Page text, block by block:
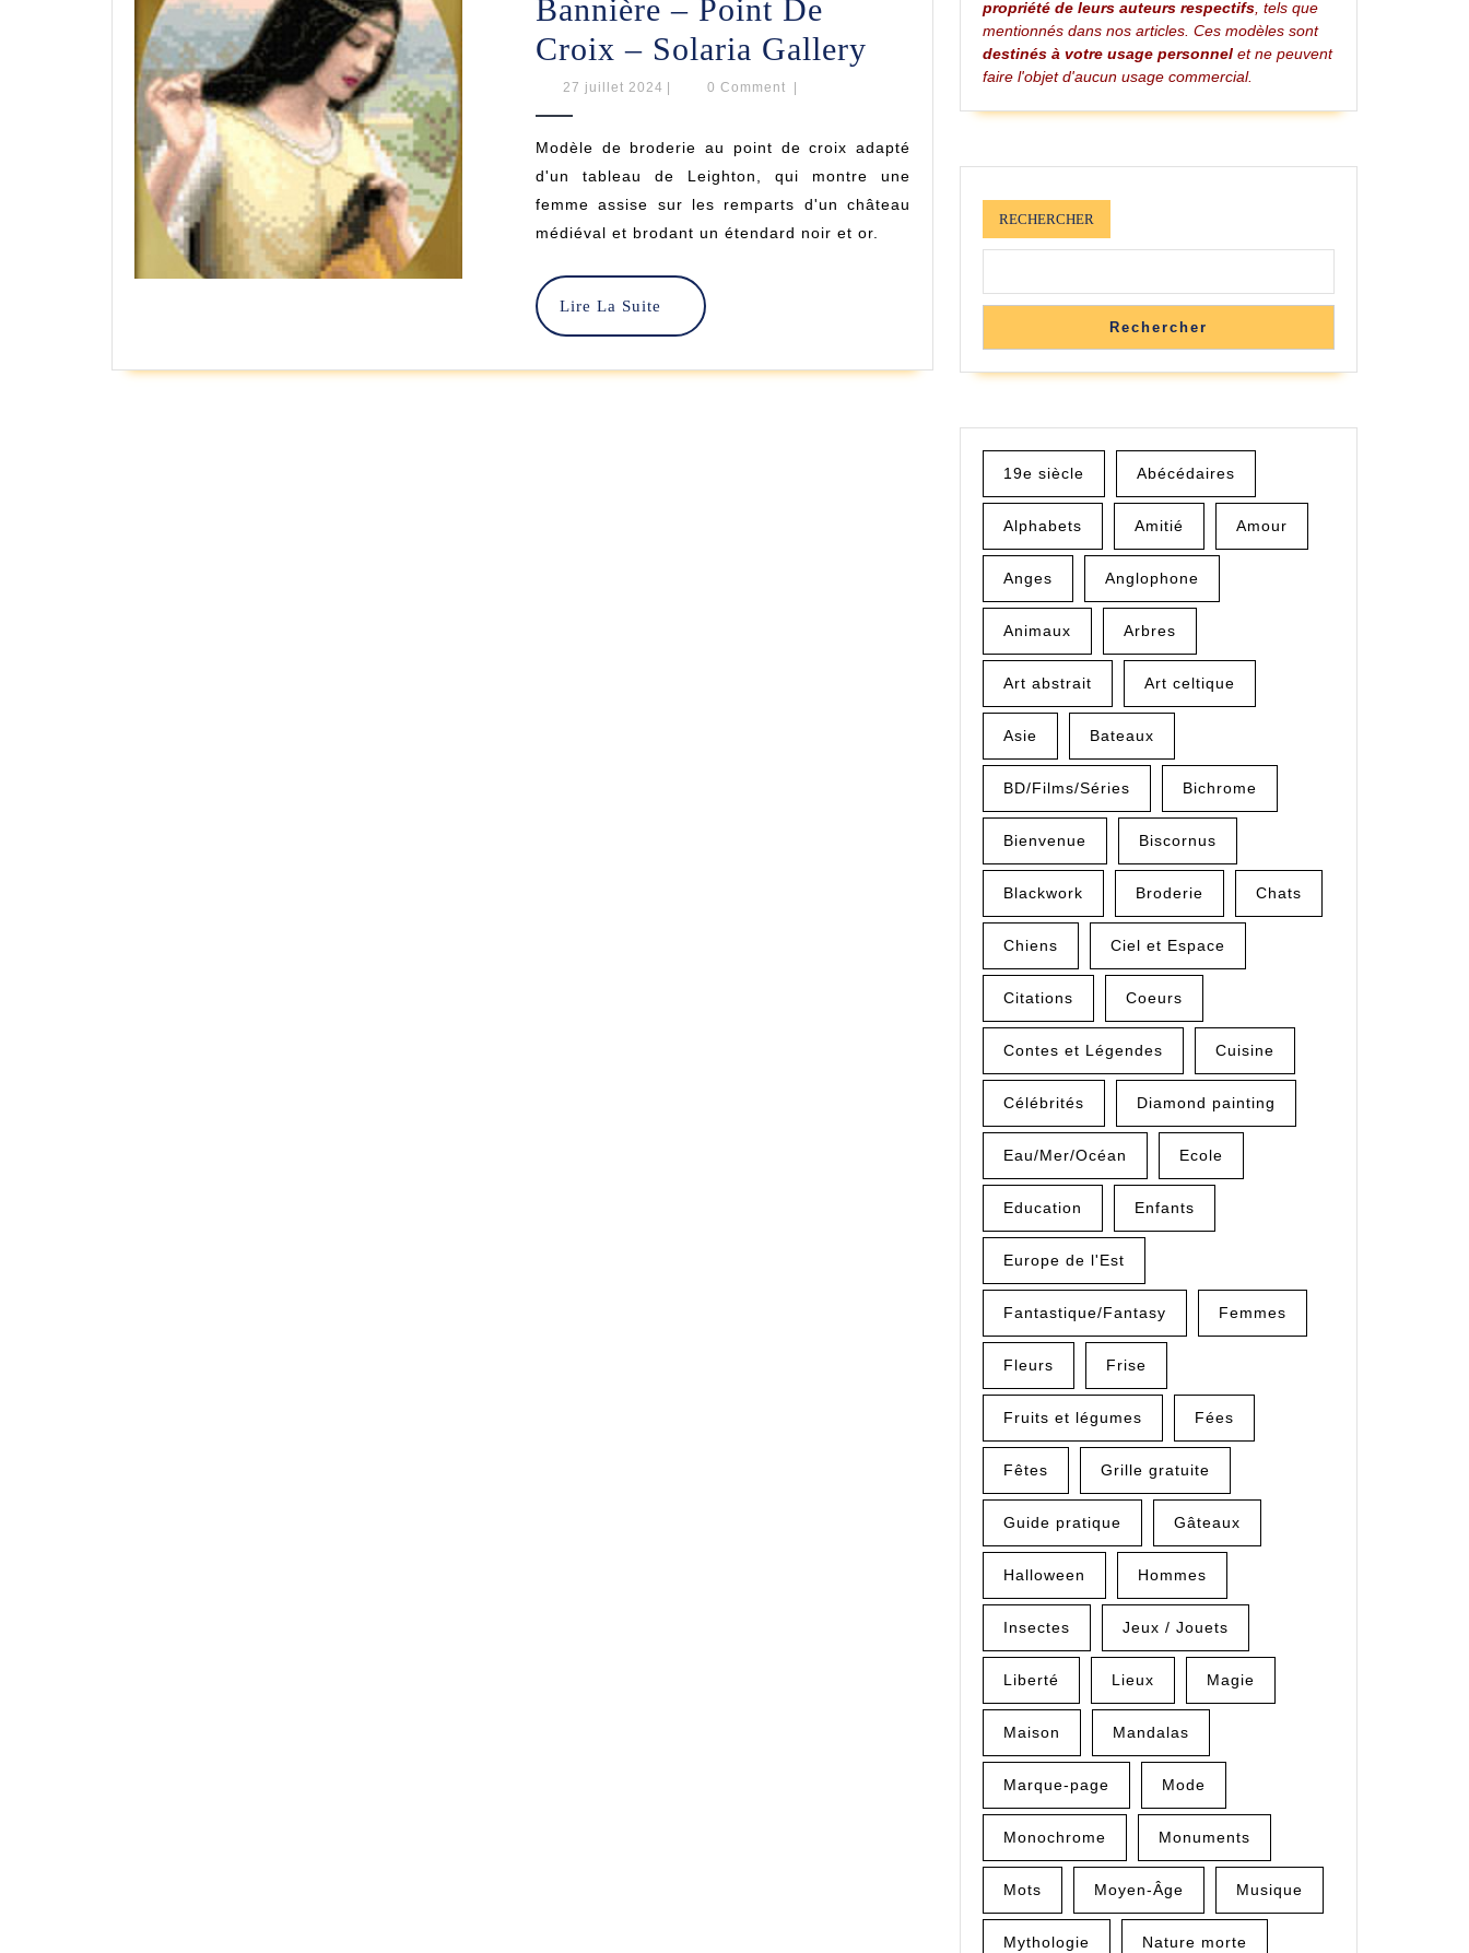
Bannière – Point De
Croix – Solaria Gallery
Bannière
–
Point
–
27 juillet 2024 27
0 Comment
Modèle de broderie au point de croix adapté
d'un tableau de Leighton, qui montre une
femme assise sur les remparts d'un château
médiéval et brodant un étendard noir et or.
Lire La Suite
Lire
La
propriété de leurs auteurs respectifs, tels que
mentionnés dans nos articles. Ces modèles sont
destinés à votre usage personnel et ne peuvent
faire l'objet d'aucun usage commercial.
RECHERCHER
Rechercher
19e siècle Abécédaires
Alphabets Amitié Amour
Anges Anglophone
Animaux Arbres
Art abstrait Art celtique
Asie Bateaux
BD/Films/Séries Bichrome
Bienvenue Biscornus
Blackwork Broderie Chats
Chiens Ciel et Espace
Citations Coeurs
Contes et Légendes Cuisine
Célébrités Diamond painting
Eau/Mer/Océan Ecole
Education Enfants
Europe de l'Est
Fantastique/Fantasy Femmes
Fleurs Frise
Fruits et légumes Fées
Fêtes Grille gratuite
Guide pratique Gâteaux
Halloween Hommes
Insectes Jeux / Jouets
Liberté Lieux Magie
Maison Mandalas
Marque-page Mode
Monochrome Monuments
Mots Moyen-Âge Musique
Mythologie Nature morte